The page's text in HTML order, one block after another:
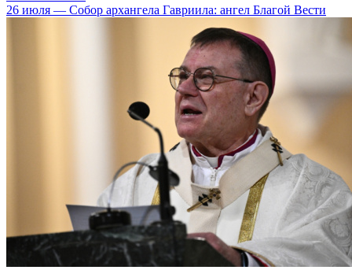
26 июля — Собор архангела Гавриила: ангел Благой Вести